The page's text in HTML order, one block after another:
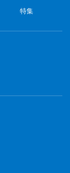
特集